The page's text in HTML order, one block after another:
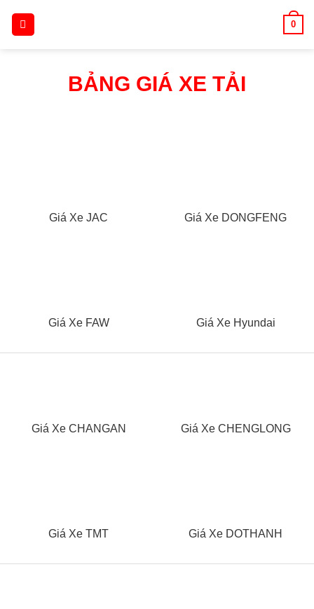
0
BẢNG GIÁ XE TẢI
Giá Xe JAC Giá Xe DONGFENG
Giá Xe FAW Giá Xe Hyundai
Giá Xe CHANGAN Giá Xe CHENGLONG
Giá Xe TMT Giá Xe DOTHANH